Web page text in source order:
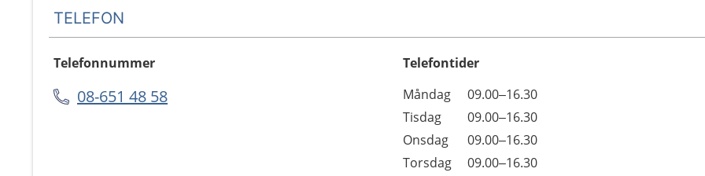
TELEFON
Telefonnummer
08-651 48 58
Telefontider
Dag
Öppettider
Kommentarer
Måndag
09.00–16.30
Tisdag
09.00–16.30
Onsdag
09.00–16.30
Torsdag
09.00–16.30